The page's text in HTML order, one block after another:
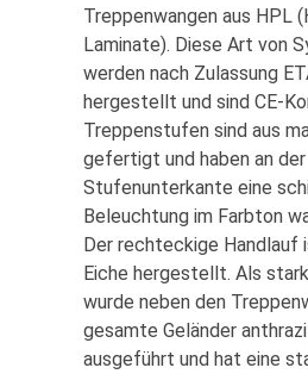
Treppenwangen aus HPL
Laminate). Diese Art von
werden nach Zulassung
hergestellt und sind CE-
Treppenstufen sind aus
gefertigt und haben an der
Stufenunterkante eine
Beleuchtung im Farbton
Der rechteckige Handlauf
Eiche hergestellt. Als
wurde neben den
gesamte Geländer
ausgeführt und hat eine